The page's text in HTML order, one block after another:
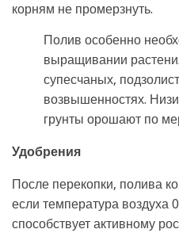
корням не промерзнуть.
Полив особенно
выращивании
супесчаных,
возвышенностях.
грунты орошают по
Удобрения
После перекопки, полива
если температура воздуха
способствует активному